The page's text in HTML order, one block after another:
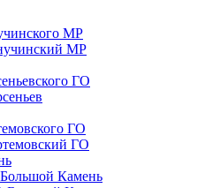
МР
МР
ГО
ГО
ГО
Камень